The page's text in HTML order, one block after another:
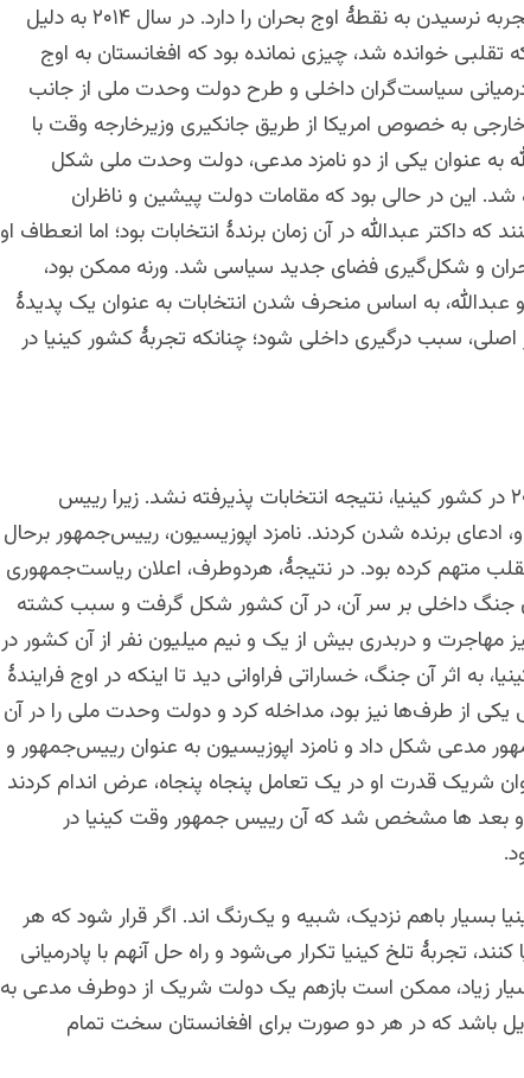
اما خوشبختانه افغانستان تجربه نرسیدن به نقطۀ اوج بحران را دارد. در سال ۲۰۱۴ به دلیل
تقلبی خوانده شد، چیزی نمانده بود که افغانستان به اوج
سیاست‌گران داخلی و طرح دولت وحدت ملی از جانب
خارجی به خصوص امریکا از طریق جانکیری وزیرخارجه وقت با
به عنوان یکی از دو نامزد مدعی، دولت وحدت ملی شکل
شد. این در حالی بود که مقامات دولت پیشین و ناظران
که داکتر عبدالله در آن زمان برندۀ انتخابات بود؛ اما انعطاف او
و شکل‌گیری فضای جدید سیاسی شد. ورنه ممکن بود،
عبدالله، به اساس منحرف شدن انتخابات به عنوان یک پدیدۀ
سبب درگیری داخلی شود؛ چنانکه تجربۀ کشور کینیا در
با برگزاری انتخابات سال ۲۰۰۷ در کشور کینیا، نتیجه انتخابات پذیرفته نشد. زیرا رییس
ادعای برنده شدن کردند. نامزد اپوزیسیون، رییس‌جمهور برحال
تقلب متهم کرده بود. در نتیجۀ، هردوطرف، اعلان ریاست‌جمهوری
آن جنگ داخلی بر سر آن، در آن کشور شکل گرفت و سبب کشته
مهاجرت و دربدری بیش از یک و نیم میلیون نفر از آن کشور در
به اثر آن جنگ، خساراتی فراوانی دید تا اینکه در اوج فرایندۀ
یکی از طرف‌ها نیز بود، مداخله کرد و دولت وحدت ملی را در آن
مدعی شکل داد و نامزد اپوزیسیون به عنوان رییس‌جمهور و
شریک قدرت او در یک تعامل پنجاه پنجاه، عرض اندام کردند
بعد ها مشخص شد که آن رییس جمهور وقت کینیا در
بسیار باهم نزدیک، شبیه و یک‌رنگ اند. اگر قرار شود که هر
تجربۀ تلخ کینیا تکرار می‌شود و راه حل آنهم با پادرمیانی
زیاد، ممکن است بازهم یک دولت شریک از دوطرف مدعی به
باشد که در هر دو صورت برای افغانستان سخت تمام